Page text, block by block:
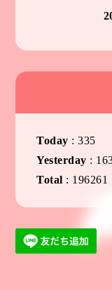
Today :335
Yesterday :
Total : 196261